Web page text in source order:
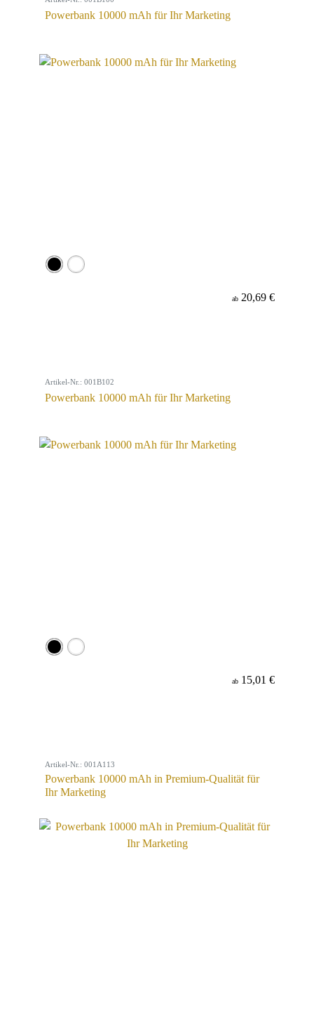
Powerbank 10000 mAh für Ihr Marketing
ab 20,69 €
Artikel-Nr.: 001B102
Powerbank 10000 mAh für Ihr Marketing
ab 15,01 €
Artikel-Nr.: 001A113
Powerbank 10000 mAh in Premium-Qualität für
Ihr Marketing